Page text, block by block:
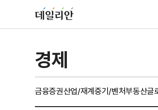
경제
금융증권산업/재계중기/벤처부동산글